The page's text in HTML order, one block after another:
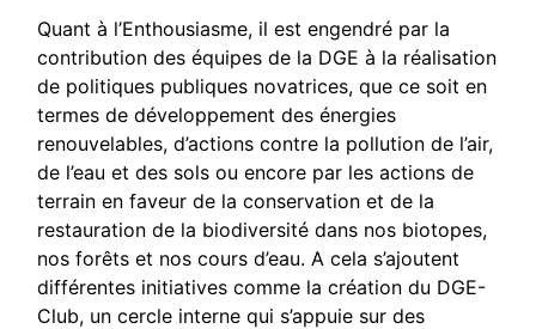
Quant à l’Enthousiasme, il est engendré par la
contribution des équipes de la DGE à la réalisation
de politiques publiques novatrices, que ce soit en
termes de développement des énergies
renouvelables, d’actions contre la pollution de l’air,
de l’eau et des sols ou encore par les actions de
terrain en faveur de la conservation et de la
restauration de la biodiversité dans nos biotopes,
nos forêts et nos cours d’eau. A cela s’ajoutent
différentes initiatives comme la création du DGE-
Club, un cercle interne qui s’appuie sur des